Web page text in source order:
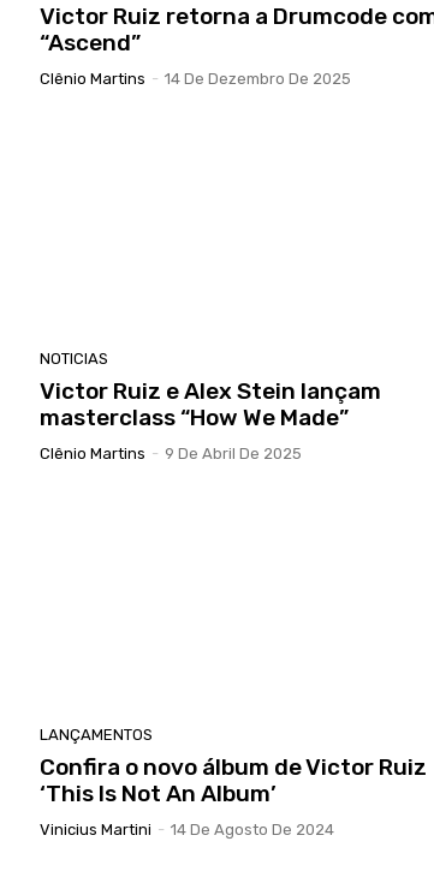
Victor Ruiz retorna a Drumcode
“Ascend”
Clênio Martins - 14 De Dezembro De 2025
NOTICIAS
Victor Ruiz e Alex Stein lançam
masterclass “How We Made”
Clênio Martins - 9 De Abril De 2025
LANÇAMENTOS
Confira o novo álbum de Victor Ruiz
‘This Is Not An Album’
Vinicius Martini - 14 De Agosto De 2024